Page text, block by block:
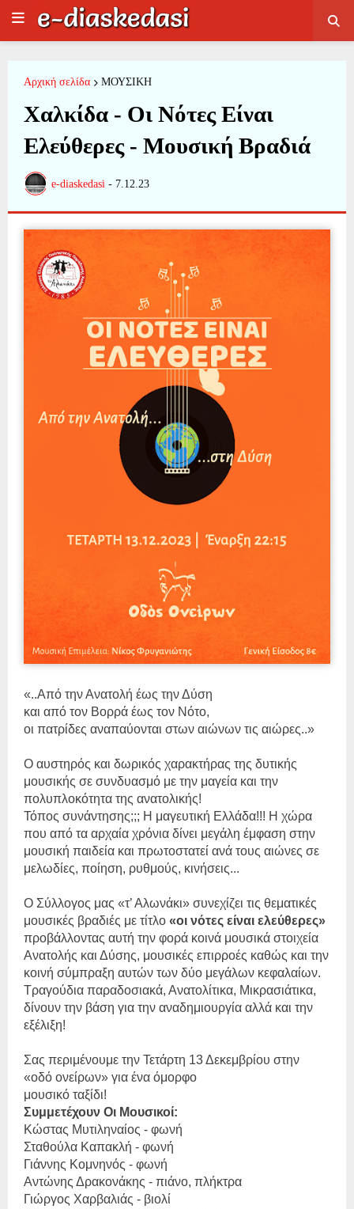
Αρχική σελίδα ΜΟΥΣΙΚΗ
Χαλκίδα - Οι Νότες Είναι
Ελεύθερες - Μουσική Βραδιά
e-diaskedasi - 7.12.23
«..Από την Ανατολή έως την Δύση
και από τον Βορρά έως τον Νότο,
οι πατρίδες αναπαύονται στων αιώνων τις αιώρες..»
Ο αυστηρός και δωρικός χαρακτήρας της δυτικής
μουσικής σε συνδυασμό με την μαγεία και την
πολυπλοκότητα της ανατολικής!
Τόπος συνάντησης;;; Η μαγευτική Ελλάδα!!! Η χώρα
που από τα αρχαία χρόνια δίνει μεγάλη έμφαση στην
μουσική παιδεία και πρωτοστατεί ανά τους αιώνες σε
μελωδίες, ποίηση, ρυθμούς, κινήσεις...
Ο Σύλλογος μας «τ’ Αλωνάκι» συνεχίζει τις θεματικές
μουσικές βραδιές με τίτλο «οι νότες είναι ελεύθερες»
προβάλλοντας αυτή την φορά κοινά μουσικά στοιχεία
Ανατολής και Δύσης, μουσικές επιρροές καθώς και την
κοινή σύμπραξη αυτών των δύο μεγάλων κεφαλαίων.
Τραγούδια παραδοσιακά, Ανατολίτικα, Μικρασιάτικα,
δίνουν την βάση για την αναδημιουργία αλλά και την
εξέλιξη!
Σας περιμένουμε την Τετάρτη 13 Δεκεμβρίου στην
«οδό ονείρων» για ένα όμορφο
μουσικό ταξίδι!
Συμμετέχουν Οι Μουσικοί:
Κώστας Μυτιληναίος - φωνή
Σταθούλα Καπακλή - φωνή
Γιάννης Κομνηνός - φωνή
Αντώνης Δρακονάκης - πιάνο, πλήκτρα
Γιώργος Χαρβαλιάς - βιολί